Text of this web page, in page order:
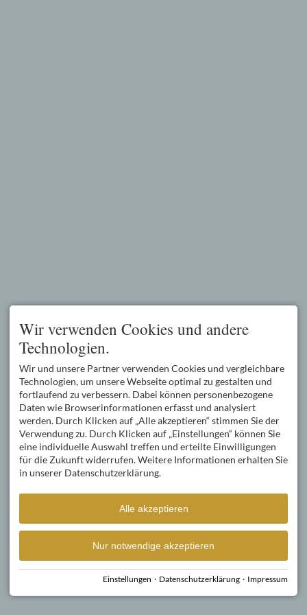
Wir verwenden Cookies und andere
Technologien.
Wir und unsere Partner verwenden Cookies und vergleichbare
Technologien, um unsere Webseite optimal zu gestalten und
fortlaufend zu verbessern. Dabei können personenbezogene
Daten wie Browserinformationen erfasst und analysiert
werden. Durch Klicken auf „Alle akzeptieren“ stimmen Sie der
Verwendung zu. Durch Klicken auf „Einstellungen“ können Sie
eine individuelle Auswahl treffen und erteilte Einwilligungen
für die Zukunft widerrufen. Weitere Informationen erhalten Sie
in unserer Datenschutzerklärung.
Alle akzeptieren
Nur notwendige akzeptieren
Einstellungen · Datenschutzerklärung · Impressum